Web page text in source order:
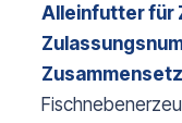
Alleinfutter für